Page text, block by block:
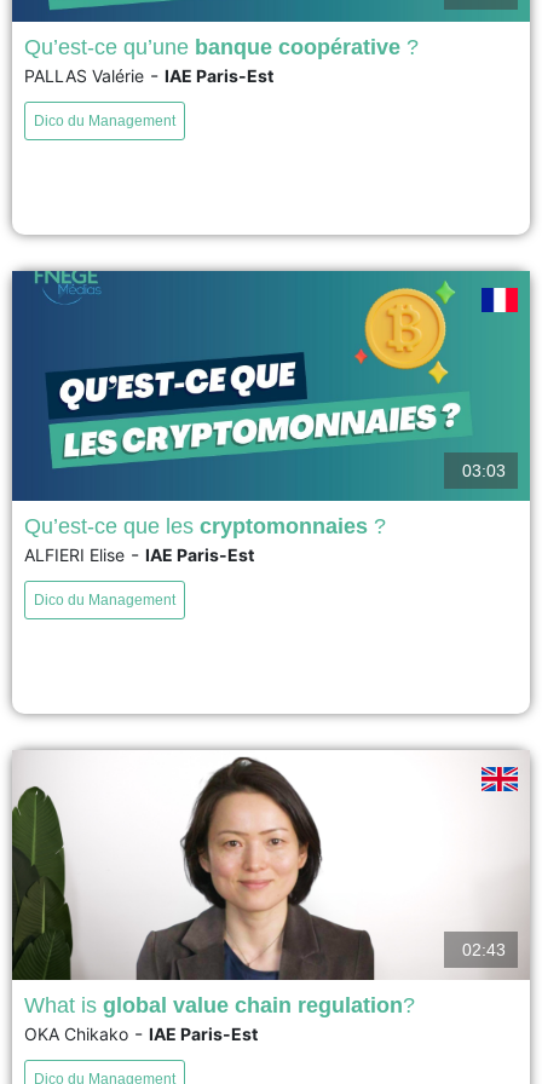
Les banques coopératives partagent un principe simple : il s’agit d’associer
des personnes physiques ou morales volontairement au sein d’une
entreprise pour mobiliser collectivement l’épargne et accorder des prêts à
voir
Qu’est-ce qu’une banque coopérative ?
PALLAS Valérie - IAE Paris-Est
Dico du Management
Les cryptomonnaies atteignent des records en termes de prix et sont la
source de nombreuses innovations. La première cryptomonnaie est Bitcoin
(2008) dont l’objectif est la création d’un système de paiement international
voir
03:03
Qu’est-ce que les cryptomonnaies ?
ALFIERI Elise - IAE Paris-Est
Dico du Management
Global value chain means "the cross-border organization of activities
required to produce goods or services and bring them to consumers
02:43
What is global value chain regulation?
OKA Chikako - IAE Paris-Est
Dico du Management